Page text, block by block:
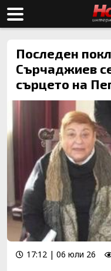
Последен
Сърчаджиев
сърцето на
17:12 | 06 юли 26